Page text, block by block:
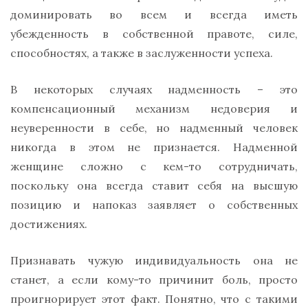
доминировать во всем и всегда иметь
убежденность в собственной правоте, силе,
способностях, а также в заслуженности успеха.
В некоторых случаях надменность – это
компенсационный механизм недоверия и
неуверенности в себе, но надменный человек
никогда в этом не признается. Надменной
женщине сложно с кем-то сотрудничать,
поскольку она всегда ставит себя на высшую
позицию и напоказ заявляет о собственных
достижениях.
Признавать чужую индивидуальность она не
станет, а если кому-то причинит боль, просто
проигнорирует этот факт. Понятно, что с такими